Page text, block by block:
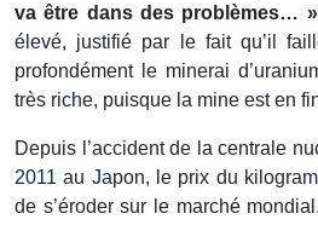
va être dans des problèmes…
élevé, justifié par le fait qu’il
profondément le minerai
très riche, puisque la mine est en
Depuis l’accident de la centrale
2011 au Japon, le prix du
de s’éroder sur le marché